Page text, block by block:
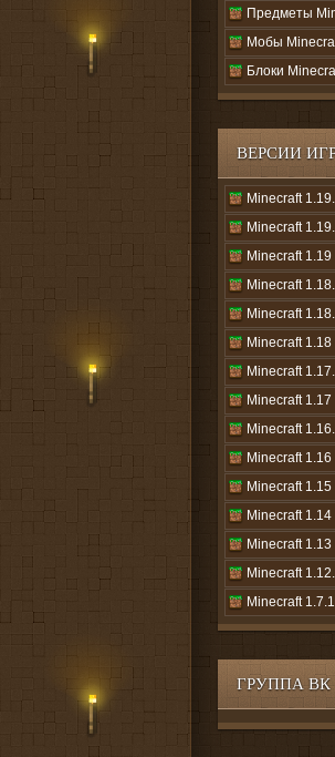
Предметы
Мобы
Блоки
ВЕРСИИ
Minecraft
Minecraft
Minecraft 1.19
Minecraft
Minecraft
Minecraft 1.18
Minecraft
Minecraft 1.17
Minecraft
Minecraft 1.16
Minecraft 1.15
Minecraft 1.14
Minecraft 1.13
Minecraft
Minecraft
ГРУППА ВК